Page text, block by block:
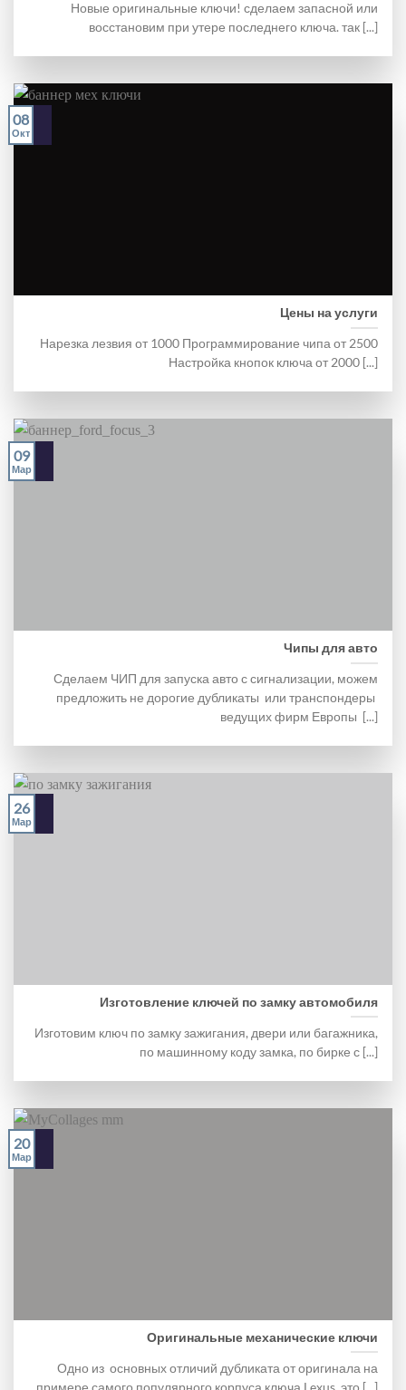
Новые оригинальные ключи! сделаем запасной или
восстановим при утере последнего ключа. так [...]
Цены на услуги
Нарезка лезвия от 1000 Программирование чипа от 2500
Настройка кнопок ключа от 2000 [...]
08
Окт
Чипы для авто
Сделаем ЧИП для запуска авто с сигнализации, можем
предложить не дорогие дубликаты или транспондеры
ведущих фирм Европы [...]
09
Мар
Изготовление ключей по замку автомобиля
Изготовим ключ по замку зажигания, двери или багажника,
по машинному коду замка, по бирке с [...]
26
Мар
Оригинальные механические ключи
Одно из основных отличий дубликата от оригинала на
20
Мар